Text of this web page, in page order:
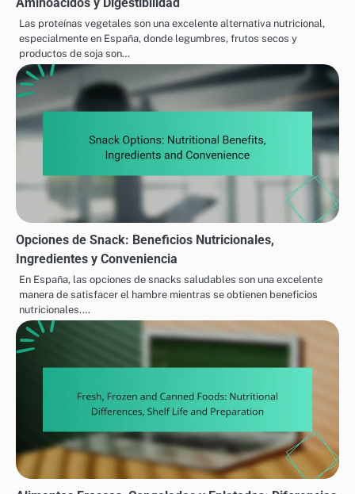
Post
navigation
Suplementos
Nutricionales: Tipos,
Beneficios y
Consideraciones
Tipos, Marcas y Recetas
Related Posts
Proteínas a Base de Plantas: Valor Nutricional,
Aminoácidos y Digestibilidad
Las proteínas vegetales son una excelente alternativa nutricional,
especialmente en España, donde legumbres, frutos secos y
productos de soja son…